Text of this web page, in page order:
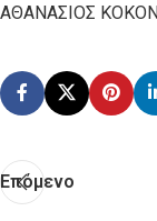
ΑΘΑΝΑΣΙΟΣ
Επόμενο